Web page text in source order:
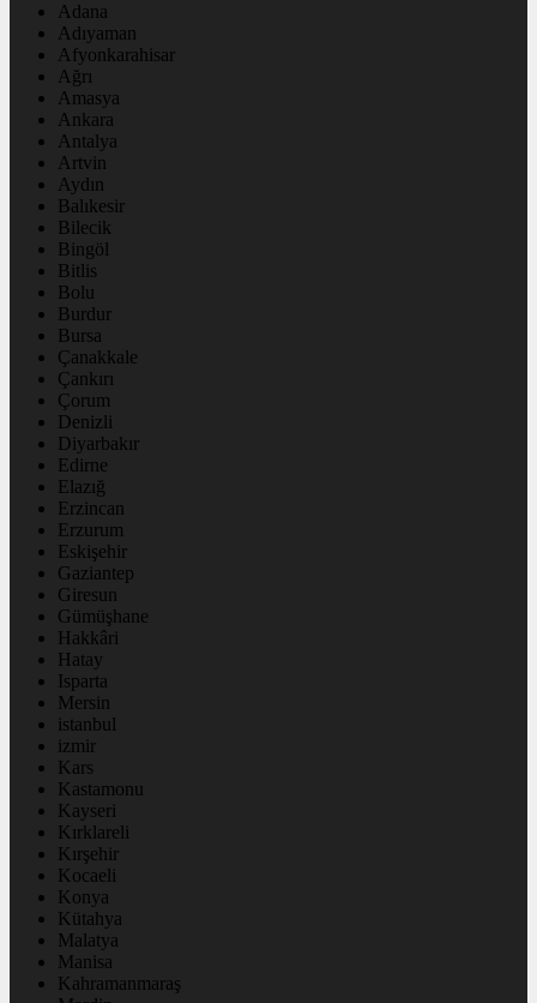
Adana
Adıyaman
Afyonkarahisar
Ağrı
Amasya
Ankara
Antalya
Artvin
Aydın
Balıkesir
Bilecik
Bingöl
Bitlis
Bolu
Burdur
Bursa
Çanakkale
Çankırı
Çorum
Denizli
Diyarbakır
Edirne
Elazığ
Erzincan
Erzurum
Eskişehir
Gaziantep
Giresun
Gümüşhane
Hakkâri
Hatay
Isparta
Mersin
istanbul
izmir
Kars
Kastamonu
Kayseri
Kırklareli
Kırşehir
Kocaeli
Konya
Kütahya
Malatya
Manisa
Kahramanmaraş